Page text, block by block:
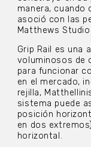
manera,
asoció con las
Matthews Studio
Grip Rail es una
voluminosos de
para funcionar
en el mercado,
rejilla,
sistema puede
posición
en dos
horizontal.